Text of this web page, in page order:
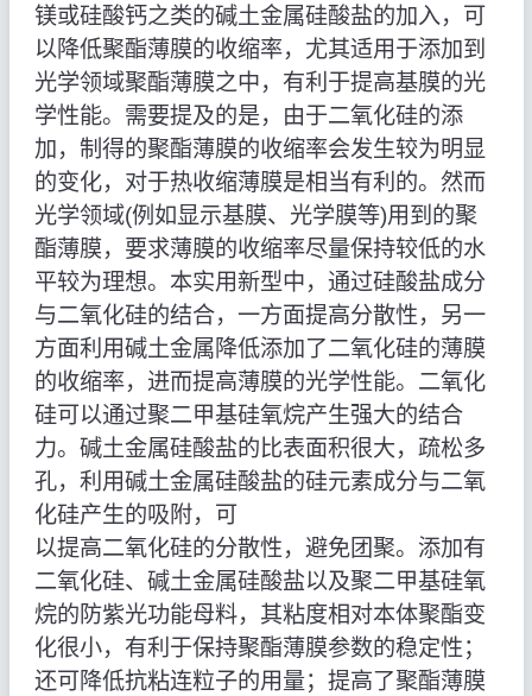
镁或硅酸钙之类的碱土金属硅酸盐的加入，可
以降低聚酯薄膜的收缩率，尤其适用于添加到
光学领域聚酯薄膜之中，有利于提高基膜的光
学性能。需要提及的是，由于二氧化硅的添
加，制得的聚酯薄膜的收缩率会发生较为明显
的变化，对于热收缩薄膜是相当有利的。然而
光学领域(例如显示基膜、光学膜等)用到的聚
酯薄膜，要求薄膜的收缩率尽量保持较低的水
平较为理想。本实用新型中，通过硅酸盐成分
与二氧化硅的结合，一方面提高分散性，另一
方面利用碱土金属降低添加了二氧化硅的薄膜
的收缩率，进而提高薄膜的光学性能。二氧化
硅可以通过聚二甲基硅氧烷产生强大的结合
力。碱土金属硅酸盐的比表面积很大，疏松多
孔，利用碱土金属硅酸盐的硅元素成分与二氧
化硅产生的吸附，可
以提高二氧化硅的分散性，避免团聚。添加有
二氧化硅、碱土金属硅酸盐以及聚二甲基硅氧
烷的防紫光功能母料，其粘度相对本体聚酯变
化很小，有利于保持聚酯薄膜参数的稳定性；
还可降低抗粘连粒子的用量；提高了聚酯薄膜